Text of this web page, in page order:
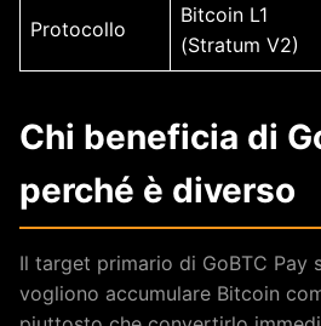
Protocollo
Bitcoin L1
(Stratum V2)
Chi beneficia di
perché è diverso
Il target primario di GoBTC Pay
vogliono accumulare Bitcoin